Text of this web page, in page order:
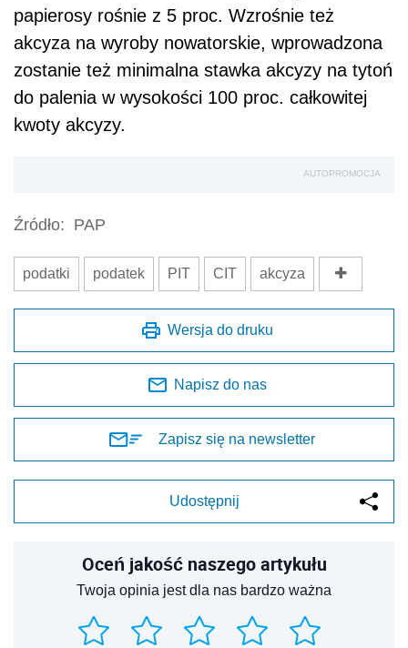
papierosy rośnie z 5 proc. Wzrośnie też
akcyza na wyroby nowatorskie, wprowadzona
zostanie też minimalna stawka akcyzy na tytoń
do palenia w wysokości 100 proc. całkowitej
kwoty akcyzy.
AUTOPROMOCJA
Źródło: PAP
podatki podatek PIT CIT akcyza
Wersja do druku
Napisz do nas
Zapisz się na newsletter
Udostępnij
Oceń jakość naszego artykułu
Twoja opinia jest dla nas bardzo ważna